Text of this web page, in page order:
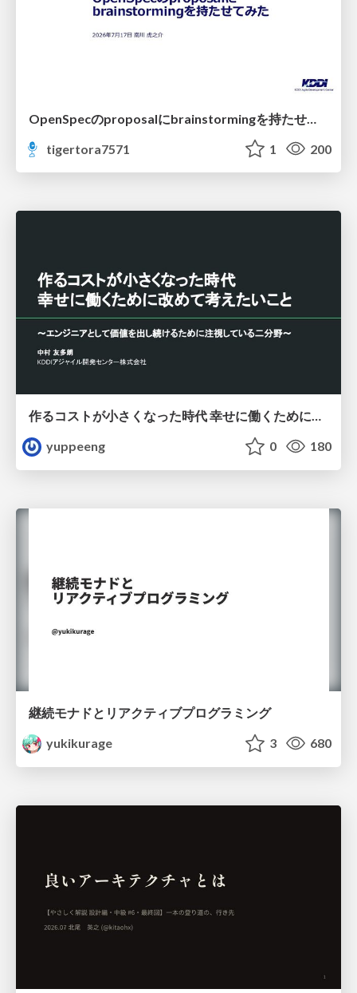
tigertora7571
1 200
作るコストが小さくなった時代 幸せに働くために改めて考えたいこと 〜エンジニアとして価値を出し続けるために注視している二分野〜
yuppeeng
0 180
継続モナドとリアクティブプログラミング
yukikurage
3 680